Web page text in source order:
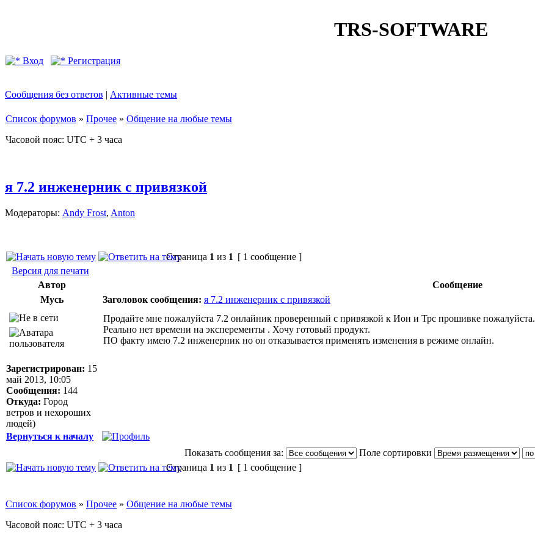
TRS-SOFTWARE
Вход Регистрация
Сообщения без ответов | Активные темы
Список форумов » Прочее » Общение на любые темы
Часовой пояс: UTC + 3 часа
я 7.2 инженерник с привязкой
Модераторы: Andy Frost, Anton
Страница 1 из 1 [ 1 сообщение ]
Версия для печати
Автор
Сообщение
Мусь
Заголовок сообщения: я 7.2 инженерник с привязкой
Зарегистрирован: 15
май 2013, 10:05
Сообщения: 144
Откуда: Город
ветров и нехороших
людей)
Продайте мне пожалуйста 7.2 онлайник проверенный с привязкой к Ион и Трс прошивке пожалуйста.
Реально нет времени на эксперементы . Хочу готовый продукт.
ПО факту имею 7.2 инженерник но он отказывается применять изменения в режиме онлайн.
Вернуться к началу
Показать сообщения за:
Поле сортировки
Страница 1 из 1 [ 1 сообщение ]
Список форумов » Прочее » Общение на любые темы
Часовой пояс: UTC + 3 часа